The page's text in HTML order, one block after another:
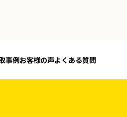
事例お客様の声よくある質問